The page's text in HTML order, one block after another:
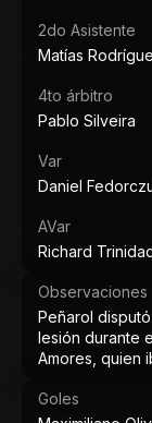
2do Asistente
Matías
4to árbitro
Pablo Silveira
Var
Daniel
AVar
Richard
Observaciones
Peñarol
lesión durante
Amores, quien
Goles